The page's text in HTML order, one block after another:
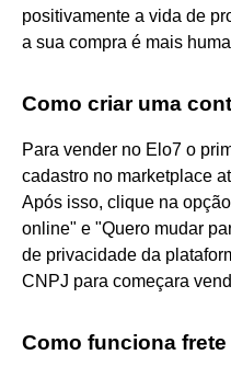
positivamente a vida de
a sua compra é mais
Como criar uma
Para vender no Elo7 o
cadastro no marketplace
Após isso, clique na
online" e "Quero mudar
de privacidade da
CNPJ para começara
Como funciona